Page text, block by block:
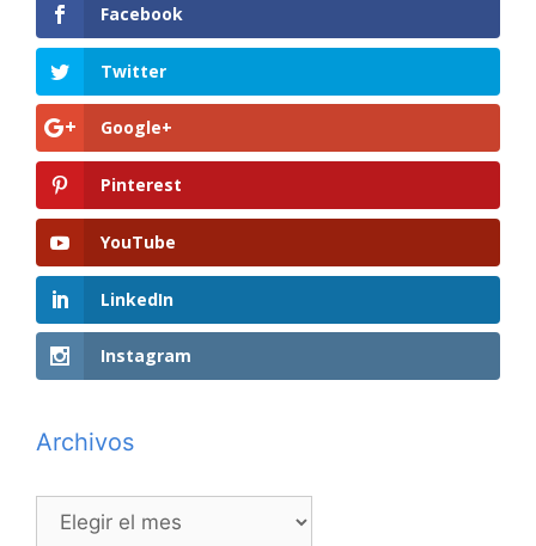
Facebook
Twitter
Google+
Pinterest
YouTube
LinkedIn
Instagram
Archivos
Archivos